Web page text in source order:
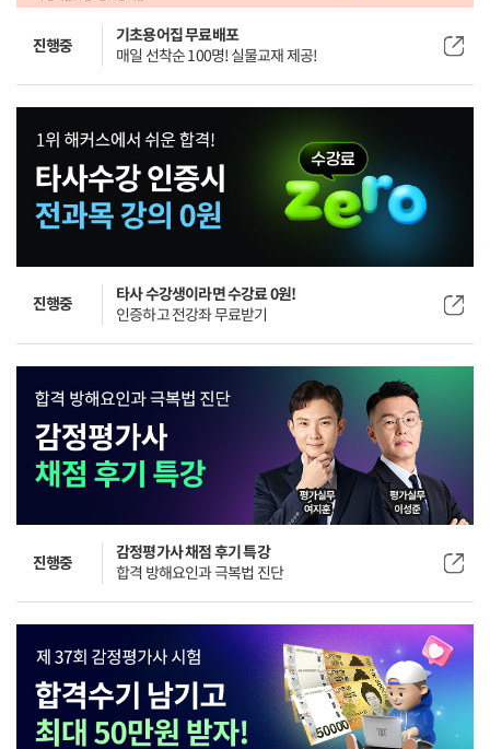
진행중
기초용어집 무료배포
매일 선착순 100명! 실물교재 제공!
진행중
타사 수강생이라면 수강료 0원!
인증하고 전강좌 무료받기
진행중
감정평가사 채점 후기 특강
합격 방해요인과 극복법 진단